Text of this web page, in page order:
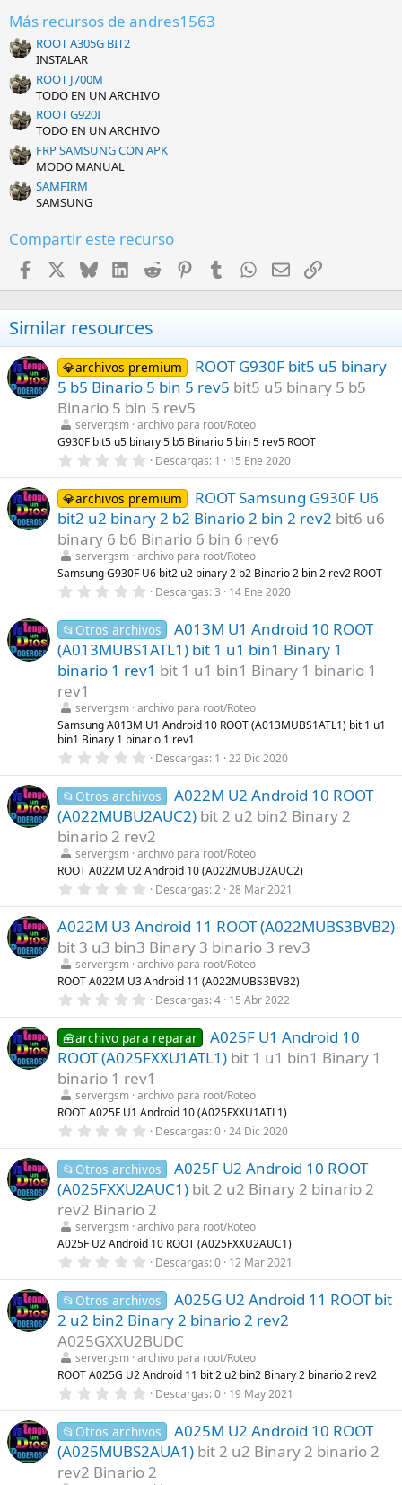
t
r
e
(
)
Más recursos de andres1563
ROOT A305G BIT2
INSTALAR
ROOT J700M
TODO EN UN ARCHIVO
ROOT G920I
TODO EN UN ARCHIVO
FRP SAMSUNG CON APK
MODO MANUAL
SAMFIRM
SAMSUNG
Compartir este recurso
Facebook BlueskyLinkedInReddit PinterestTumblr WhatsApp
EmailEnlace
Similar resources
💎archivos premium
ROOT G930F bit5 u5 binary
5 b5 Binario 5 bin 5 rev5 bit5 u5 binary 5 b5
Binario 5 bin 5 rev5
servergsm archivo para root/Roteo
G930F bit5 u5 binary 5 b5 Binario 5 bin 5 rev5 ROOT
0
0
0
e
s
t
r
e
l
a
(
s
)
Descargas 1 15 Ene 2020
💎archivos premium
ROOT Samsung G930F U6
bit2 u2 binary 2 b2 Binario 2 bin 2 rev2 bit6 u6
binary 6 b6 Binario 6 bin 6 rev6
servergsm archivo para root/Roteo
Samsung G930F U6 bit2 u2 binary 2 b2 Binario 2 bin 2 rev2 ROOT
0
0
0
e
s
t
r
l
l
a
(
s
Descargas 3 14 Ene 2020
📂Otros archivos
A013M U1 Android 10 ROOT
(A013MUBS1ATL1) bit 1 u1 bin1 Binary 1
binario 1 rev1 bit 1 u1 bin1 Binary 1 binario 1
rev1
servergsm archivo para root/Roteo
Samsung A013M U1 Android 10 ROOT (A013MUBS1ATL1) bit 1 u1
bin1 Binary 1 binario 1 rev1
0
0
0
e
s
t
r
e
l
a
(
s
)
Descargas 1 22 Dic 2020
📂Otros archivos
A022M U2 Android 10 ROOT
(A022MUBU2AUC2) bit 2 u2 bin2 Binary 2
binario 2 rev2
servergsm archivo para root/Roteo
ROOT A022M U2 Android 10 (A022MUBU2AUC2)
0
0
0
e
s
t
r
e
l
a
(
s
)
Descargas 2 28 Mar 2021
A022M U3 Android 11 ROOT (A022MUBS3BVB2)
bit 3 u3 bin3 Binary 3 binario 3 rev3
servergsm archivo para root/Roteo
ROOT A022M U3 Android 11 (A022MUBS3BVB2)
0
0
0
e
s
t
r
e
l
a
(
s
)
Descargas 4 15 Abr 2022
🧰archivo para reparar
A025F U1 Android 10
ROOT (A025FXXU1ATL1) bit 1 u1 bin1 Binary 1
binario 1 rev1
servergsm archivo para root/Roteo
ROOT A025F U1 Android 10 (A025FXXU1ATL1)
0
0
0
e
s
t
r
e
l
a
(
s
)
Descargas 0 24 Dic 2020
📂Otros archivos
A025F U2 Android 10 ROOT
(A025FXXU2AUC1) bit 2 u2 Binary 2 binario 2
rev2 Binario 2
servergsm archivo para root/Roteo
A025F U2 Android 10 ROOT (A025FXXU2AUC1)
0
0
0
e
s
t
r
e
l
a
(
s
)
Descargas 0 12 Mar 2021
📂Otros archivos
A025G U2 Android 11 ROOT bit
2 u2 bin2 Binary 2 binario 2 rev2
A025GXXU2BUDC
servergsm archivo para root/Roteo
ROOT A025G U2 Android 11 bit 2 u2 bin2 Binary 2 binario 2 rev2
0
0
0
e
s
t
r
Descargas 0 19 May 2021
📂Otros archivos
A025M U2 Android 10 ROOT
(A025MUBS2AUA1) bit 2 u2 Binary 2 binario 2
rev2 Binario 2